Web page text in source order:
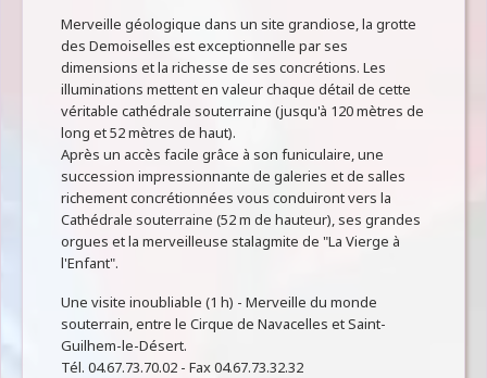
Merveille géologique dans un site grandiose, la grotte
des Demoiselles est exceptionnelle par ses
dimensions et la richesse de ses concrétions. Les
illuminations mettent en valeur chaque détail de cette
véritable cathédrale souterraine (jusqu'à 120 mètres de
long et 52 mètres de haut).
Après un accès facile grâce à son funiculaire, une
succession impressionnante de galeries et de salles
richement concrétionnées vous conduiront vers la
Cathédrale souterraine (52 m de hauteur), ses grandes
orgues et la merveilleuse stalagmite de "La Vierge à
l'Enfant".
Une visite inoubliable (1 h) - Merveille du monde
souterrain, entre le Cirque de Navacelles et Saint-
Guilhem-le-Désert.
Tél. 04.67.73.70.02 - Fax 04.67.73.32.32